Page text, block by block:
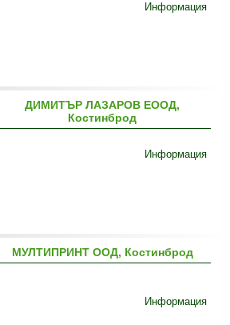
Информация
ДИМИТЪР ЛАЗАРОВ ЕООД,
Костинброд
Информация
МУЛТИПРИНТ ООД, Костинброд
Информация